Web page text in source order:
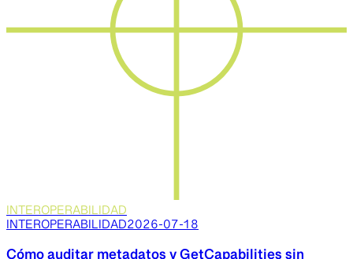
INTEROPERABILIDAD
INTEROPERABILIDAD2026-07-18